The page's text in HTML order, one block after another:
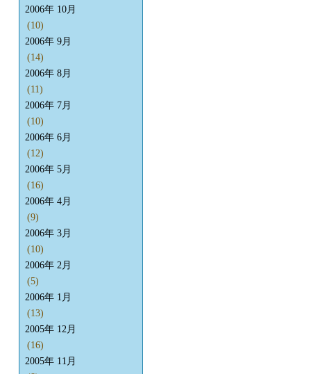
2006年 10月
(10)
2006年 9月
(14)
2006年 8月
(11)
2006年 7月
(10)
2006年 6月
(12)
2006年 5月
(16)
2006年 4月
(9)
2006年 3月
(10)
2006年 2月
(5)
2006年 1月
(13)
2005年 12月
(16)
2005年 11月